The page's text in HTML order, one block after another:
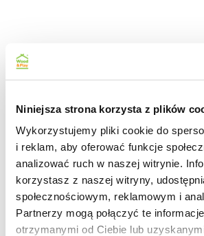
Niniejsza strona korzysta z plików
Wykorzystujemy pliki cookie do
i reklam, aby oferować funkcje
analizować ruch w naszej witrynie.
korzystasz z naszej witryny,
społecznościowym, reklamowym i
Partnerzy mogą połączyć te
otrzymanymi od Ciebie lub